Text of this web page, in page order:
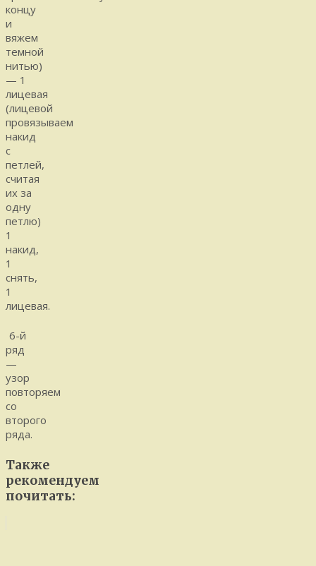
концу
и
вяжем
темной
нитью)
— 1
лицевая
(лицевой
провязываем
накид
с
петлей,
считая
их за
одну
петлю)
1
накид,
1
снять,
1
лицевая.
6-й
ряд
—
узор
повторяем
со
второго
ряда.
Также
рекомендуем
почитать: